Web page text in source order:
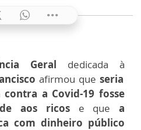
Geral dedicada à
afirmou que seria
a Covid-19 fosse
aos ricose que a
com dinheiro público